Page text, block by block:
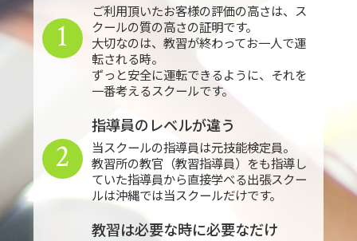
ご利用頂いたお客様の評価の高さは、ス
クールの質の高さの証明です。
大切なのは、教習が終わってお一人で運
転される時。
ずっと安全に運転できるように、それを
一番考えるスクールです。
1
指導員のレベルが違う
当スクールの指導員は元技能検定員。
教習所の教官（教習指導員）をも指導し
ていた指導員から直接学べる出張スクー
ルは沖縄では当スクールだけです。
2
教習は必要な時に必要なだけ